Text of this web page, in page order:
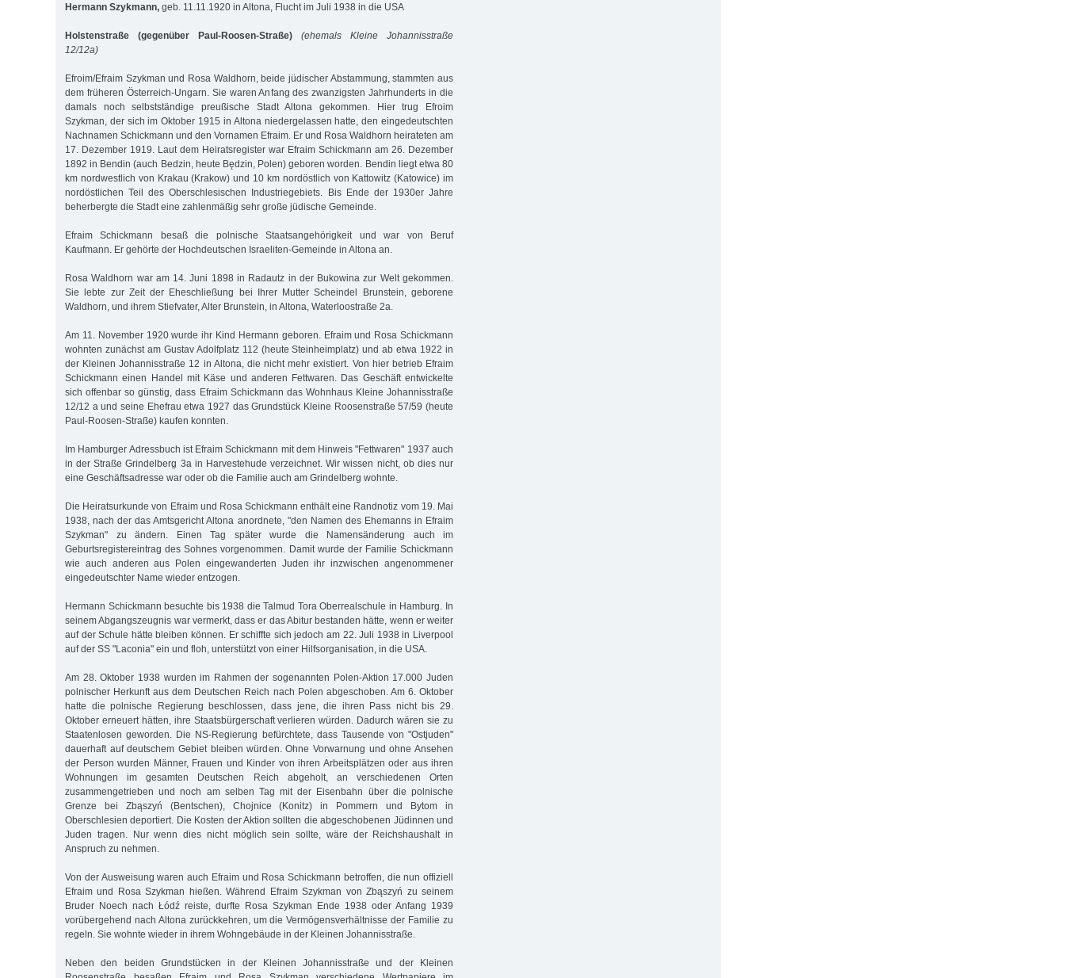
Hermann Szykmann, geb. 11.11.1920 in Altona, Flucht im Juli 1938 in die USA
Holstenstraße (gegenüber Paul-Roosen-Straße)
(ehemals Kleine Johannisstraße
12/12a)
Efroim/Efraim Szykman und Rosa Waldhorn, beide jüdischer Abstammung, stammten aus
dem früheren Österreich-Ungarn. Sie waren Anfang des zwanzigsten Jahrhunderts in die
damals noch selbstständige preußische Stadt Altona gekommen. Hier trug Efroim
Szykman, der sich im Oktober 1915 in Altona niedergelassen hatte, den eingedeutschten
Nachnamen Schickmann und den Vornamen Efraim. Er und Rosa Waldhorn heirateten am
17. Dezember 1919. Laut dem Heiratsregister war Efraim Schickmann am 26. Dezember
1892 in Bendin (auch Bedzin, heute Będzin, Polen) geboren worden. Bendin liegt etwa 80
km nordwestlich von Krakau (Krakow) und 10 km nordöstlich von Kattowitz (Katowice) im
nordöstlichen Teil des Oberschlesischen Industriegebiets. Bis Ende der 1930er Jahre
beherbergte die Stadt eine zahlenmäßig sehr große jüdische Gemeinde.
Efraim Schickmann besaß die polnische Staatsangehörigkeit und war von Beruf
Kaufmann. Er gehörte der Hochdeutschen Israeliten-Gemeinde in Altona an.
Rosa Waldhorn war am 14. Juni 1898 in Radautz in der Bukowina zur Welt gekommen.
Sie lebte zur Zeit der Eheschließung bei Ihrer Mutter Scheindel Brunstein, geborene
Waldhorn, und ihrem Stiefvater, Alter Brunstein, in Altona, Waterloostraße 2a.
Am 11. November 1920 wurde ihr Kind Hermann geboren. Efraim und Rosa Schickmann
wohnten zunächst am Gustav Adolfplatz 112 (heute Steinheimplatz) und ab etwa 1922 in
der Kleinen Johannisstraße 12 in Altona, die nicht mehr existiert. Von hier betrieb Efraim
Schickmann einen Handel mit Käse und anderen Fettwaren. Das Geschäft entwickelte
sich offenbar so günstig, dass Efraim Schickmann das Wohnhaus Kleine Johannisstraße
12/12 a und seine Ehefrau etwa 1927 das Grundstück Kleine Roosenstraße 57/59 (heute
Paul-Roosen-Straße) kaufen konnten.
Im Hamburger Adressbuch ist Efraim Schickmann mit dem Hinweis "Fettwaren" 1937 auch
in der Straße Grindelberg 3a in Harvestehude verzeichnet. Wir wissen nicht, ob dies nur
eine Geschäftsadresse war oder ob die Familie auch am Grindelberg wohnte.
Die Heiratsurkunde von Efraim und Rosa Schickmann enthält eine Randnotiz vom 19. Mai
1938, nach der das Amtsgericht Altona anordnete, "den Namen des Ehemanns in Efraim
Szykman" zu ändern. Einen Tag später wurde die Namensänderung auch im
Geburtsregistereintrag des Sohnes vorgenommen. Damit wurde der Familie Schickmann
wie auch anderen aus Polen eingewanderten Juden ihr inzwischen angenommener
eingedeutschter Name wieder entzogen.
Hermann Schickmann besuchte bis 1938 die Talmud Tora Oberrealschule in Hamburg. In
seinem Abgangszeugnis war vermerkt, dass er das Abitur bestanden hätte, wenn er weiter
auf der Schule hätte bleiben können. Er schiffte sich jedoch am 22. Juli 1938 in Liverpool
auf der SS "Laconia" ein und floh, unterstützt von einer Hilfsorganisation, in die USA.
Am 28. Oktober 1938 wurden im Rahmen der sogenannten Polen-Aktion 17.000 Juden
polnischer Herkunft aus dem Deutschen Reich nach Polen abgeschoben. Am 6. Oktober
hatte die polnische Regierung beschlossen, dass jene, die ihren Pass nicht bis 29.
Oktober erneuert hätten, ihre Staatsbürgerschaft verlieren würden. Dadurch wären sie zu
Staatenlosen geworden. Die NS-Regierung befürchtete, dass Tausende von "Ostjuden"
dauerhaft auf deutschem Gebiet bleiben würden. Ohne Vorwarnung und ohne Ansehen
der Person wurden Männer, Frauen und Kinder von ihren Arbeitsplätzen oder aus ihren
Wohnungen im gesamten Deutschen Reich abgeholt, an verschiedenen Orten
zusammengetrieben und noch am selben Tag mit der Eisenbahn über die polnische
Grenze bei Zbąszyń (Bentschen), Chojnice (Konitz) in Pommern und Bytom in
Oberschlesien deportiert. Die Kosten der Aktion sollten die abgeschobenen Jüdinnen und
Juden tragen. Nur wenn dies nicht möglich sein sollte, wäre der Reichshaushalt in
Anspruch zu nehmen.
Von der Ausweisung waren auch Efraim und Rosa Schickmann betroffen, die nun offiziell
Efraim und Rosa Szykman hießen. Während Efraim Szykman von Zbąszyń zu seinem
Bruder Noech nach Łódź reiste, durfte Rosa Szykman Ende 1938 oder Anfang 1939
vorübergehend nach Altona zurückkehren, um die Vermögensverhältnisse der Familie zu
regeln. Sie wohnte wieder in ihrem Wohngebäude in der Kleinen Johannisstraße.
Neben den beiden Grundstücken in der Kleinen Johannisstraße und der Kleinen